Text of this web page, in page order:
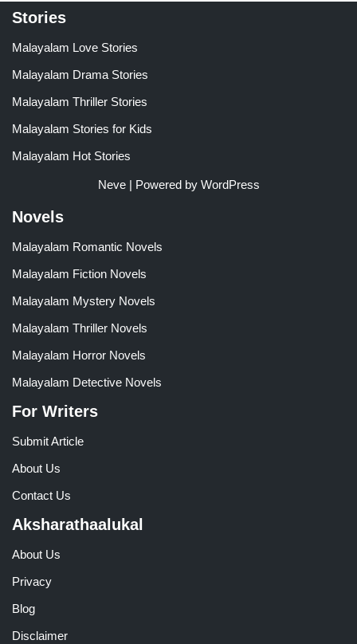
Stories
Malayalam Love Stories
Malayalam Drama Stories
Malayalam Thriller Stories
Malayalam Stories for Kids
Malayalam Hot Stories
Neve| Powered by WordPress
Novels
Malayalam Romantic Novels
Malayalam Fiction Novels
Malayalam Mystery Novels
Malayalam Thriller Novels
Malayalam Horror Novels
Malayalam Detective Novels
For Writers
Submit Article
About Us
Contact Us
Aksharathaalukal
About Us
Privacy
Blog
Disclaimer